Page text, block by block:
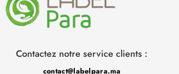
Contactez notre service clients :
contact@labelpara.ma